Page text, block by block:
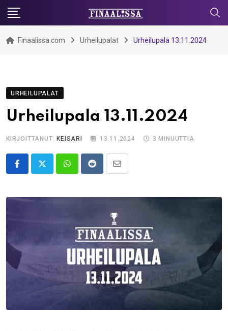
Skip
content
Finaalissa.com Urheilupalat Urheilupala 13.11.2024
URHEILUPALAT
Urheilupala 13.11.2024
KIRJOITTANUT: KEISARI 13.11.2024 3 MINUUTTIA
WhatsappRedditShare
Email